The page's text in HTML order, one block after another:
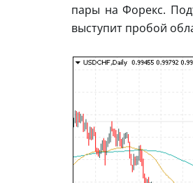
пары на Форекс.
выступит пробой